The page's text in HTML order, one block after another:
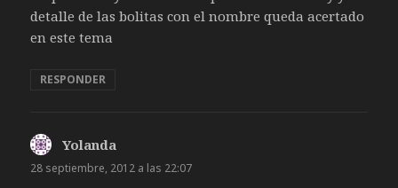
detalle de las bolitas con el nombre queda acertado
en este tema
RESPONDER
Yolanda
28 septiembre, 2012 a las 22:07